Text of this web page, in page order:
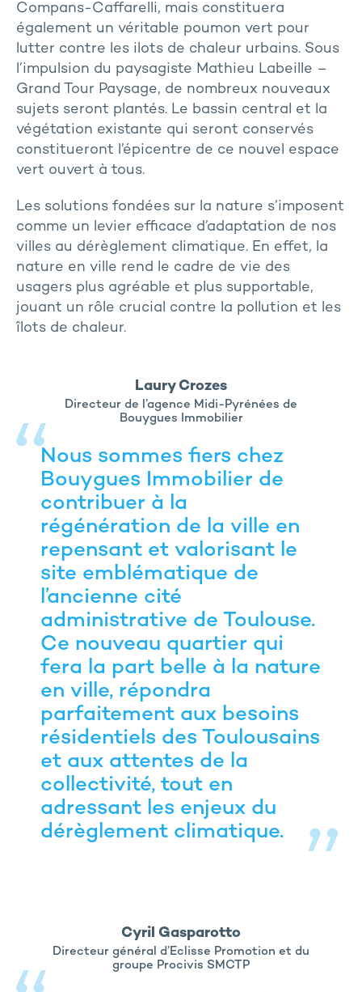
Compans-Caffarelli, mais constituera
également un véritable poumon vert pour
lutter contre les ilots de chaleur urbains. Sous
l’impulsion du paysagiste Mathieu Labeille –
Grand Tour Paysage, de nombreux nouveaux
sujets seront plantés. Le bassin central et la
végétation existante qui seront conservés
constitueront l’épicentre de ce nouvel espace
vert ouvert à tous.
Les solutions fondées sur la nature s’imposent
comme un levier efficace d’adaptation de nos
villes au dérèglement climatique. En effet, la
nature en ville rend le cadre de vie des
usagers plus agréable et plus supportable,
jouant un rôle crucial contre la pollution et les
îlots de chaleur.
Laury Crozes
Directeur de l’agence Midi-Pyrénées de
Bouygues Immobilier
Nous sommes fiers chez
Bouygues Immobilier de
contribuer à la
régénération de la ville en
repensant et valorisant le
site emblématique de
l’ancienne cité
administrative de Toulouse.
Ce nouveau quartier qui
fera la part belle à la nature
en ville, répondra
parfaitement aux besoins
résidentiels des Toulousains
et aux attentes de la
collectivité, tout en
adressant les enjeux du
dérèglement climatique.
Cyril Gasparotto
Directeur général d’Eclisse Promotion et du
groupe Procivis SMCTP